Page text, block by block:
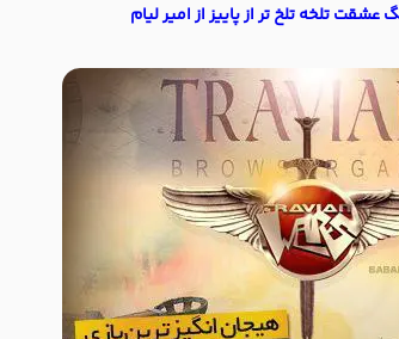
عشقت تلخه تلخ تر از پاییز از امیر لیام